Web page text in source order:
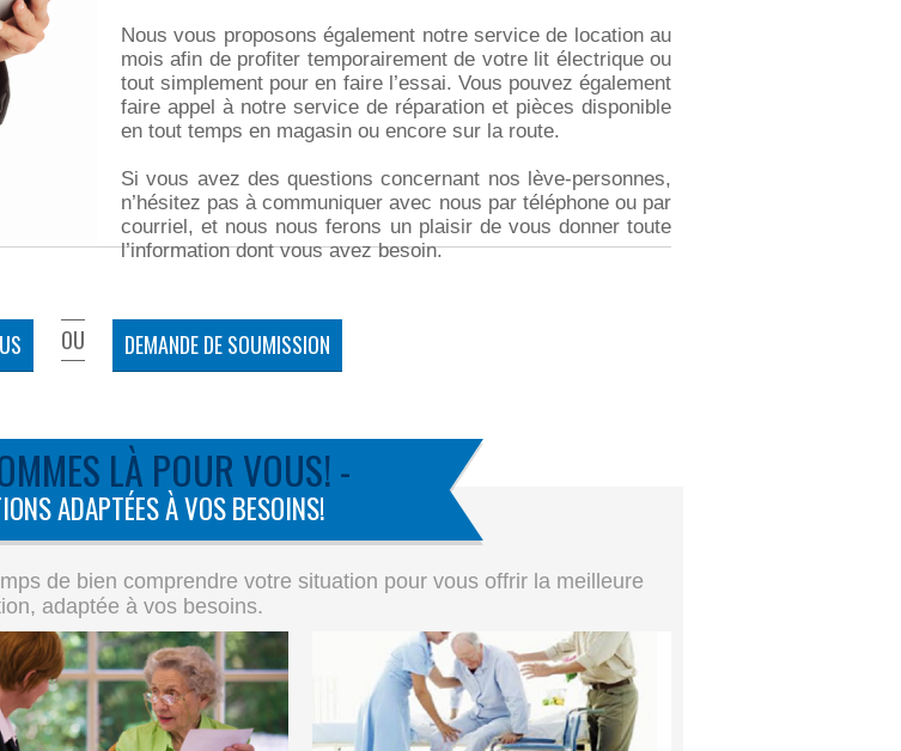
Nous vous proposons également notre service de location au
mois afin de profiter temporairement de votre lit électrique ou
tout simplement pour en faire l’essai. Vous pouvez également
faire appel à notre service de réparation et pièces disponible
en tout temps en magasin ou encore sur la route.
Si vous avez des questions concernant nos lève-personnes,
n’hésitez pas à communiquer avec nous par téléphone ou par
courriel, et nous nous ferons un plaisir de vous donner toute
l’information dont vous avez besoin.
OU DEMANDE DE SOUMISSION
LÀ POUR VOUS! -
ADAPTÉES À VOS BESOINS!
de bien comprendre votre situation pour vous offrir la meilleure
adaptée à vos besoins.